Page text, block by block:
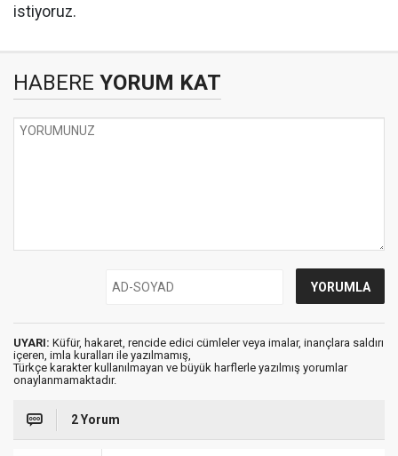
istiyoruz.
HABERE YORUM KAT
UYARI: Küfür, hakaret, rencide edici cümleler veya imalar, inançlara saldırı
içeren, imla kuralları ile yazılmamış,
Türkçe karakter kullanılmayan ve büyük harflerle yazılmış yorumlar
onaylanmamaktadır.
2 Yorum